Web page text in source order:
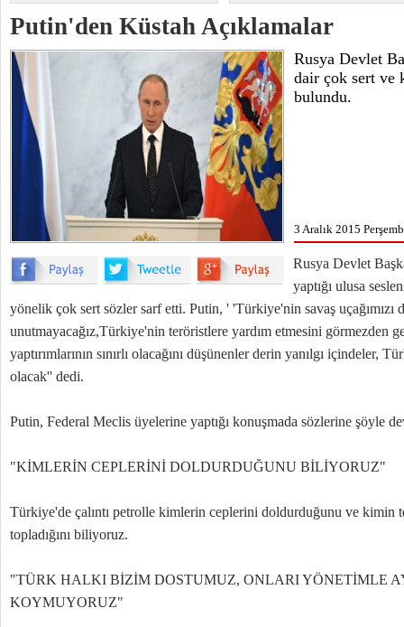
Putin'den Küstah Açıklamalar
Rusya Devlet
dair çok sert ve
bulundu.
3 Aralık 2015
Rusya Devlet
yaptığı ulusa
yönelik çok sert sözler sarf etti. Putin, ' 'Türkiye'nin savaş uçağımızı
unutmayacağız,Türkiye'nin teröristlere yardım etmesini görmezden
yaptırımlarının sınırlı olacağını düşünenler derin yanılgı içindeler,
olacak'' dedi.
Putin, Federal Meclis üyelerine yaptığı konuşmada sözlerine şöyle
"KİMLERİN CEPLERİNİ DOLDURDUĞUNU BİLİYORUZ"
Türkiye'de çalıntı petrolle kimlerin ceplerini doldurduğunu ve kimin
topladığını biliyoruz.
"TÜRK HALKI BİZİM DOSTUMUZ, ONLARI YÖNETİMLE
KOYMUYORUZ"